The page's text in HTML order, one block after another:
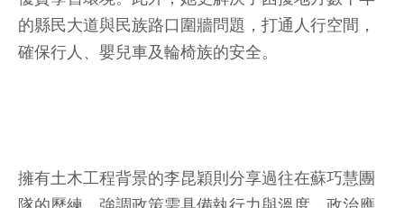
的縣民大道與民族路口圍牆問題，打通人行空間，
確保行人、嬰兒車及輪椅族的安全。
擁有土木工程背景的李昆穎則分享過往在蘇巧慧團